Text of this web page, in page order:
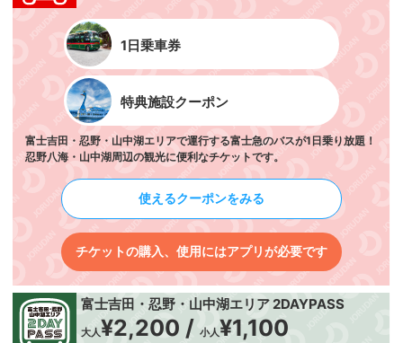
1日乗車券
特典施設クーポン
富士吉田・忍野・山中湖エリアで運行する富士急のバスが1日乗り放題！
忍野八海・山中湖周辺の観光に便利なチケットです。
使えるクーポンをみる
チケットの購入、使用にはアプリが必要です
富士吉田・忍野・山中湖エリア 2DAYPASS
大人¥2,200 /小人¥1,100